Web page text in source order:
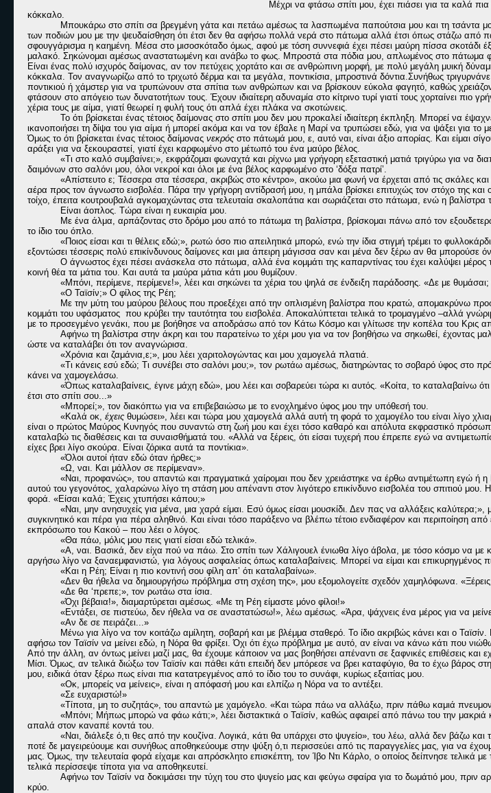
Μέχρι να φτάσω σπίτι μου, έχει πιάσει για τα καλά
κόκκαλο.
Μπουκάρω στο σπίτι σα βρεγμένη γάτα και πετάω αμέσως τα λασπωμένα παπούτσια μου και τη τσάντα
των ποδιών μου με την ψευδαίσθηση ότι έτσι δεν θα αφήσω πολλά νερά στο πάτωμα αλλά έτσι όπως στάζω από
σφουγγάρισμα η καημένη. Μέσα στο μισοσκόταδο όμως, αφού με τόση συννεφιά έχει πέσει μαύρη πίσσα σκοτάδι
μαλακό. Σηκώνομαι αμέσως αναστατωμένη και ανάβω το φως. Μπροστά στα πόδια μου, απλωμένος στο πάτωμα
Είναι ένας πολύ ισχυρός δαίμονας, αν τον πετύχεις χορτάτο και σε ανθρώπινη μορφή, με πολύ μεγάλη μυική
κόκκαλα. Τον αναγνωρίζω από το τριχωτό δέρμα και τα μεγάλα, ποντικίσια, μπροστινά δόντια.Συνήθως
ποντικιού ή χάμστερ για να τρυπώνουν στα σπίτια των ανθρώπων και να βρίσκουν εύκολα φαγητό, καθώς
φτάσουν στο απόγειο των δυνατοτήτων τους. Έχουν ιδιαίτερη αδυναμία στο κίτρινο τυρί γιατί τους χορταίνει πιο
χέρια τους με αίμα, γιατί θεωρεί η φυλή τους ότι απλά έχει πλάκα να σκοτώνεις.
Το ότι βρίσκεται ένας τέτοιος δαίμονας στο σπίτι μου δεν μου προκαλεί ιδιαίτερη έκπληξη. Μπορεί να
ικανοποιήσει τη δίψα του για αίμα ή μπορεί ακόμα και να τον έβαλε η Μαρί να τρυπώσει εδώ, για να ψάξει για το
Όμως το ότι βρίσκεται ένας τέτοιος δαίμονας νεκρός στο πάτωμά μου, ε, αυτό ναι, είναι άξιο απορίας. Και είμαι
αράξει για να ξεκουραστεί, γιατί έχει καρφωμένο στο μέτωπό του ένα μαύρο βέλος.
«Τι στο καλό συμβαίνει;», εκφράζομαι φωναχτά και ρίχνω μια γρήγορη εξεταστική ματιά τριγύρω για να
δαιμόνων στο σαλόνι μου, όλοι νεκροί και όλοι με ένα βέλος καρφωμένο στο ‘δόξα πατρί’.
«Απίστευτο ε; Τέσσερα στα τέσσερα, ακριβώς στο κέντρο», ακούω μια φωνή να έρχεται από τις σκάλες
αέρα προς τον άγνωστο εισβολέα. Πάρα την γρήγορη αντίδρασή μου, η μπάλα βρίσκει επιτυχώς τον στόχο της
τοίχο, έπειτα κουτρουβαλά αγκομαχώντας στα τελευταία σκαλοπάτια και σωριάζεται στο πάτωμα, ενώ η βαλίστρα
Είναι άοπλος. Τώρα είναι η ευκαιρία μου.
Με ένα άλμα, αρπάζοντας στο δρόμο μου από το πάτωμα τη βαλίστρα, βρίσκομαι πάνω από τον
το ίδιο του όπλο.
«Ποιος είσαι και τι θέλεις εδώ;», ρωτώ όσο πιο απειλητικά μπορώ, ενώ την ίδια στιγμή τρέμει το
εξοντώσει τέσσερις πολύ επικίνδυνους δαίμονες και μια άπειρη μάγισσα σαν και μένα δεν ξέρω αν θα μπορούσε
Ο άγνωστος έχει πέσει ανάσκελα στο πάτωμα, αλλά ένα κομμάτι της καπαρντίνας του έχει καλύψει
κοινή θέα τα μάτια του. Και αυτά τα μαύρα μάτια κάτι μου θυμίζουν.
«Μπόνι, περίμενε, περίμενε!», λέει και σηκώνει τα χέρια του ψηλά σε ένδειξη παράδοσης. «Δε με θυμάσαι;
«Ο Ταϊσίν;» Ο φίλος της Ρέη;
Με την μύτη του μαύρου βέλους που προεξέχει από την οπλισμένη βαλίστρα που κρατώ, απομακρύνω
κομμάτι του υφάσματος που κρύβει την ταυτότητα του εισβολέα. Αποκαλύπτεται τελικά το τρομαγμένο –αλλά
με το προσεγμένο γενάκι, που με βοήθησε να αποδράσω από τον Κάτω Κόσμο και γλίτωσε την κοπέλα του Κρις
Αφήνω τη βαλίστρα στην άκρη και του παρατείνω το χέρι μου για να τον βοηθήσω να σηκωθεί, έχοντας
ώστε να καταλάβει ότι τον αναγνώρισα.
«Χρόνια και ζαμάνια,ε;», μου λέει χαριτολογώντας και μου χαμογελά πλατιά.
«Τι κάνεις εσύ εδώ; Τι συνέβει στο σαλόνι μου;», τον ρωτάω αμέσως, διατηρώντας το σοβαρό ύφος στο
κάνει να χαμογελάσω.
«Όπως καταλαβαίνεις, έγινε μάχη εδώ», μου λέει και σοβαρεύει τώρα κι αυτός. «Κοίτα, το καταλαβαίνω
έτσι στο σπίτι σου...»
«Μπορεί;», τον διακόπτω για να επιβεβαιώσω με το ενοχλημένο ύφος μου την υπόθεσή του.
«Καλά οκ, έχεις θυμώσει», λέει και τώρα μου χαμογελά αλλά αυτή τη φορά το χαμογέλο του είναι λίγο
είναι ο πρώτος Μαύρος Κυνηγός που συναντώ στη ζωή μου και έχει τόσο καθαρό και απόλυτα εκφραστικό
καταλαβώ τις διαθέσεις και τα συναισθήματά του. «Αλλά να ξέρεις, ότι είσαι τυχερή που έπρεπε εγώ να
είχες βρει λίγο σκούρα. Είναι ζόρικα αυτά τα ποντίκια».
«Όλοι αυτοί ήταν εδώ όταν ήρθες;»
«Ω, ναι. Και μάλλον σε περίμεναν».
«Ναι, προφανώς», του απαντώ και πραγματικά χαίρομαι που δεν χρειάστηκε να έρθω αντιμέτωπη εγώ ή η
αυτού του γεγονότος, χαλαρώνω λίγο τη στάση μου απέναντι στον λιγότερο επικίνδυνο εισβολέα του σπιτιού μου.
φορά. «Είσαι καλά; Έχεις χτυπήσει κάπου;»
«Ναι, μην ανησυχείς για μένα, μια χαρά είμαι. Εσύ όμως είσαι μουσκίδι. Δεν πας να αλλάξεις καλύτερα;»,
συγκινητικό και πέρα για πέρα αληθινό. Και είναι τόσο παράξενο να βλέπω τέτοιο ενδιαφέρον και περιποίηση
εκπρόσωπο του Κακού – που λέει ο λόγος.
«Θα πάω, μόλις μου πεις γιατί είσαι εδώ τελικά».
«Α, ναι. Βασικά, δεν είχα πού να πάω. Στο σπίτι των Χάλιγουελ ένιωθα λίγο άβολα, με τόσο κόσμο να με
αργήσω λίγο να ξαναεμφανιστώ, για λόγους ασφαλείας όπως καταλαβαίνεις. Μπορεί να είμαι και επικυρηγμένος
«Και η Ρέη; Είναι η πιο κοντινή σου φίλη απ’ ότι καταλαβαίνω».
«Δεν θα ήθελα να δημιουργήσω πρόβλημα στη σχέση της», μου εξομολογείτε σχεδόν χαμηλόφωνα.
«Δε θα ‘πρεπε;», τον ρωτάω στα ίσια.
«Όχι βέβαια!», διαμαρτύρεται αμέσως. «Με τη Ρέη είμαστε μόνο φίλοι!»
«Εντάξει, σε πιστεύω, δεν ήθελα να σε αναστατώσω!», λέω αμέσως. «Άρα, ψάχνεις ένα μέρος για να
«Αν δε σε πειράζει...»
Μένω για λίγο να τον κοιτάζω αμίλητη, σοβαρή και με βλέμμα σταθερό. Το ίδιο ακριβώς κάνει και ο Ταϊσίν.
αφήσω τον Ταϊσίν να μείνει εδώ, η Νόρα θα φρίξει. Όχι ότι έχω πρόβλημα με αυτό, αν είναι να κάνω κάτι που
Από την άλλη, αν όντως μείνει μαζί μας, θα έχουμε κάποιον να μας βοηθήσει απέναντι σε ξαφνικές επιθέσεις και
Μίσι. Όμως, αν τελικά διώξω τον Ταϊσίν και πάθει κάτι επειδή δεν μπόρεσε να βρει καταφύγιο, θα το έχω βάρος
μου, ειδικά όταν ξέρω πως είναι πια κατατρεγμένος από το ίδιο του το συνάφι, κυρίως εξαιτίας μου.
«Οκ, μπορείς να μείνεις», είναι η απόφασή μου και ελπίζω η Νόρα να το αντέξει.
«Σε ευχαριστώ!»
«Τίποτα, μη το συζητάς», του απαντώ με χαμόγελο. «Και τώρα πάω να αλλάξω, πριν πάθω καμιά
«Μπόνι; Μήπως μπορώ να φάω κάτι;», λέει διστακτικά ο Ταϊσίν, καθώς αφαιρεί από πάνω του την
απαλά στον καναπέ κοντά του.
«Ναι, διάλεξε ό,τι θες από την κουζίνα. Λογικά, κάτι θα υπάρχει στο ψυγείο», του λέω, αλλά δεν βάζω
ποτέ δε μαγειρεύουμε και συνήθως αποθηκεύουμε στην ψύξη ό,τι περισσεύει από τις παραγγελίες μας, για να
μας. Όμως, την τελευταία φορά είχαμε και απρόσκλητο επισκέπτη, τον Ίβο Ντι Κάρλο, ο οποίος δείπνησε τελικά
τελικά περίσσεψε τίποτα για να αποθηκευτεί.
Αφήνω τον Ταϊσίν να δοκιμάσει την τύχη του στο ψυγείο μας και φεύγω σφαίρα για το δωμάτιό μου, πριν
κρύο.